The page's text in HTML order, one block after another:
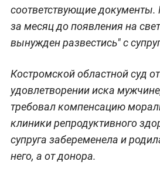
соответствующие документы.
за месяц до появления на
вынужден развестись" с
Костромской областной суд
удовлетворении иска
требовал компенсацию
клиники репродуктивного
супруга забеременела и
него, а от донора.